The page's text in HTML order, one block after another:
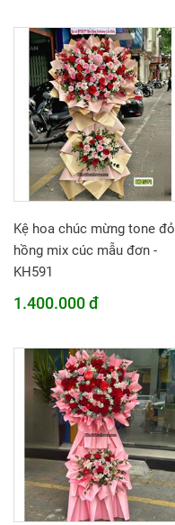
Kệ hoa chúc mừng tone đỏ
hồng mix cúc mẫu đơn -
KH591
1.400.000 đ